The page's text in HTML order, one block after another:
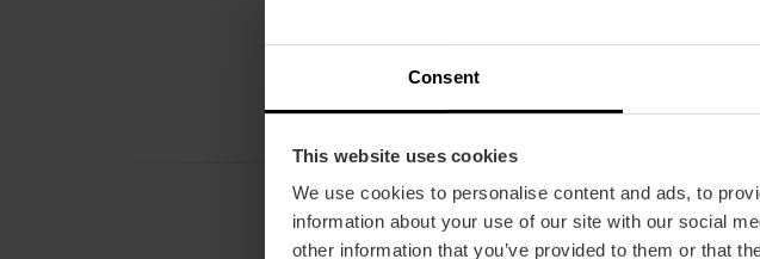
Consent
This website uses cookies
We use cookies to personalise content and ads, to
information about your use of our site with our social
other information that you’ve provided to them or that